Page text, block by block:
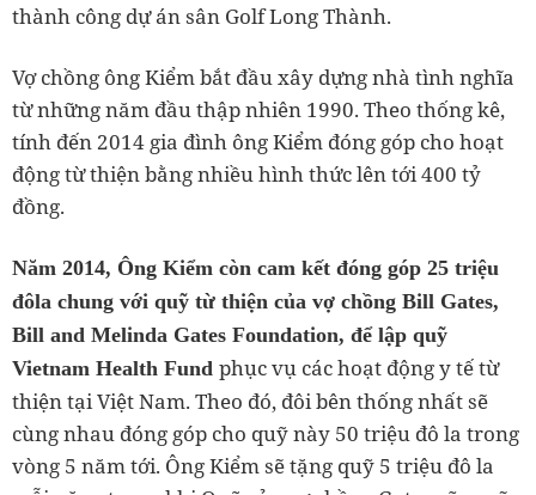
thành công dự án sân Golf Long Thành.
Vợ chồng ông Kiểm bắt đầu xây dựng nhà tình nghĩa
từ những năm đầu thập nhiên 1990. Theo thống kê,
tính đến 2014 gia đình ông Kiểm đóng góp cho hoạt
động từ thiện bằng nhiều hình thức lên tới 400 tỷ
đồng.
Năm 2014, Ông Kiểm còn cam kết đóng góp 25 triệu
đôla chung với quỹ từ thiện của vợ chồng Bill Gates,
Bill and Melinda Gates Foundation, để lập quỹ
Vietnam Health Fund phục vụ các hoạt động y tế từ
thiện tại Việt Nam. Theo đó, đôi bên thống nhất sẽ
cùng nhau đóng góp cho quỹ này 50 triệu đô la trong
vòng 5 năm tới. Ông Kiểm sẽ tặng quỹ 5 triệu đô la